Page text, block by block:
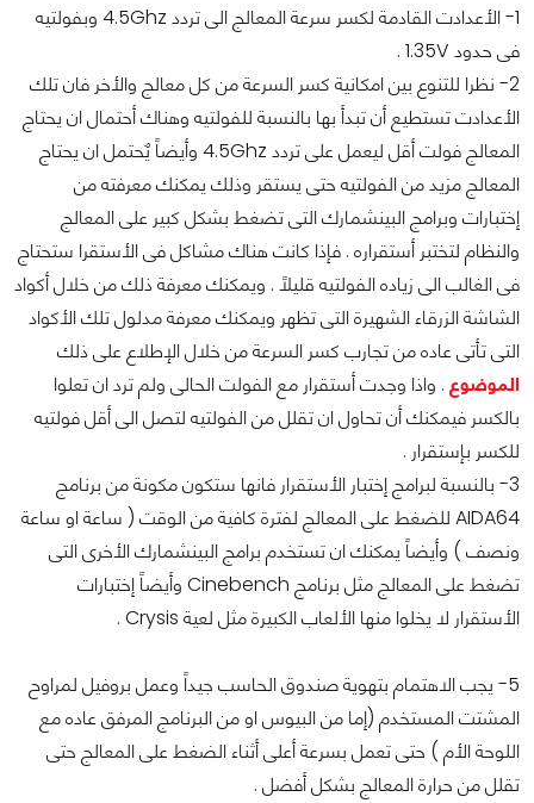
1- الأعدادت القادمة لكسر سرعة المعالج الى تردد 4.5Ghz وبفولتيه
فى حدود 1.35V .
2- نظرا للتنوع بين امكانية كسر السرعة من كل معالج والأخر فان تلك
الأعدادت تستطيع أن تبدأ بها بالنسبة للفولتيه وهناك أحتمال ان يحتاج
المعالج فولت أقل ليعمل على تردد 4.5Ghz وأيضاً يٌحتمل ان يحتاج
المعالج مزيد من الفولتيه حتى يستقر وذلك يمكنك معرفته من
إختبارات وبرامج البينشمارك التى تضغط بشكل كبير على المعالج
والنظام لتختبر أستقراره . فإذا كانت هناك مشاكل فى الأستقرا ستحتاج
فى الغالب الى زياده الفولتيه قليلاً . ويمكنك معرفة ذلك من خلال أكواد
الشاشة الزرقاء الشهيرة التى تظهر ويمكنك معرفة مدلول تلك الأكواد
التى تأتى عاده من تجارب كسر السرعة من خلال الإطلاع على ذلك
الموضوع . واذا وجدت أستقرار مع الفولت الحالى ولم ترد ان تعلوا
بالكسر فيمكنك أن تحاول ان تقلل من الفولتيه لتصل الى أقل فولتيه
للكسر بإستقرار .
3- بالنسبة لبرامج إختبار الأستقرار فانها ستكون مكونة من برنامج
AIDA64 للضغط على المعالج لفترة كافية من الوقت ( ساعة او ساعة
ونصف ) وأيضاً يمكنك ان تستخدم برامج البينشمارك الأخرى التى
تضغط على المعالج مثل برنامج Cinebench وأيضاً إختبارات
الأستقرار لا يخلوا منها الألعاب الكبيرة مثل لعية Crysis .
5- يجب الاهتمام بتهوية صندوق الحاسب جيداً وعمل بروفيل لمراوح
المشتت المستخدم (إما من البيوس او من البرنامج المرفق عاده مع
اللوحة الأم ) حتى تعمل بسرعة أعلى أثناء الضغط على المعالج حتى
تقلل من حرارة المعالج بشكل أفضل .